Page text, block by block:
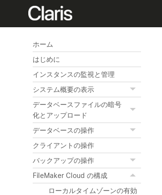
ホーム
はじめに
インスタンスの監視と管理
システム概要の表示
データベースファイルの暗号
化とアップロード
データベースの操作
クライアントの操作
バックアップの操作
FileMaker Cloud の構成
ローカルタイムゾーンの有効